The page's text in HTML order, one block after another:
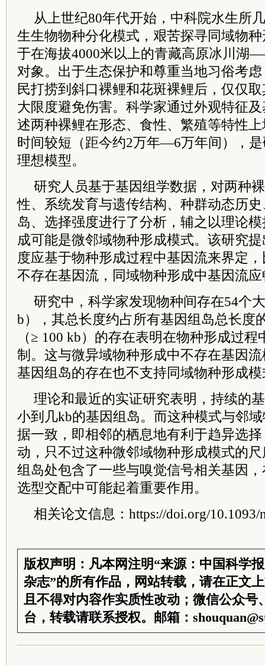
从上世纪80年代开始， 中科院水生所
生生物物种分化模式，艰苦探寻同域物
于在海拔4000米以上的青藏高原冰川湖
对象。出于生态保护和尊重当地习俗考
民打捞到斜口裸鲤和花斑裸鲤后，仅仅
大限度避免伤害。科学家通过外观特征
述两种裸鲤在形态、食性、繁殖等特性
时间较短（距今约2万年—6万年间），
理想模型。
研究人员基于基因组学数据，对两种
性、系统发育与遗传结构、种群动态历
岛、选择强度进行了分析，辅之以理论
成可能是微邻域物种形成模式。该研究
度应基于物种形成过程中基因流来界定
不存在基因流，同域物种形成中基因流
研究中，科学家发现物种间存在54个
b），其总长度约占所有基因组岛总长度
（≥ 100 kb）的存在表明在物种形成过
制。这与微异域物种形成中不存在基因
基因组岛的存在也不支持同域物种形成
理论和最近的实证研究表明，持续的
小到几kb的基因组岛。而这种模式与邻
据一致，即相邻的栖息地有利于趋异选
动，只不过这种微邻域物种形成模式的
组岛处包含了一些与嗅觉信号相关基因
选型交配中可能起着重要作用。
相关论文信息：https://doi.org/10.1093/
版权声明：凡本网注明“来源：中国科学
杂志”的所有作品，网站转载，请在正文
且不得对内容作实质性改动；微信公众号
台，转载请联系授权。邮箱：